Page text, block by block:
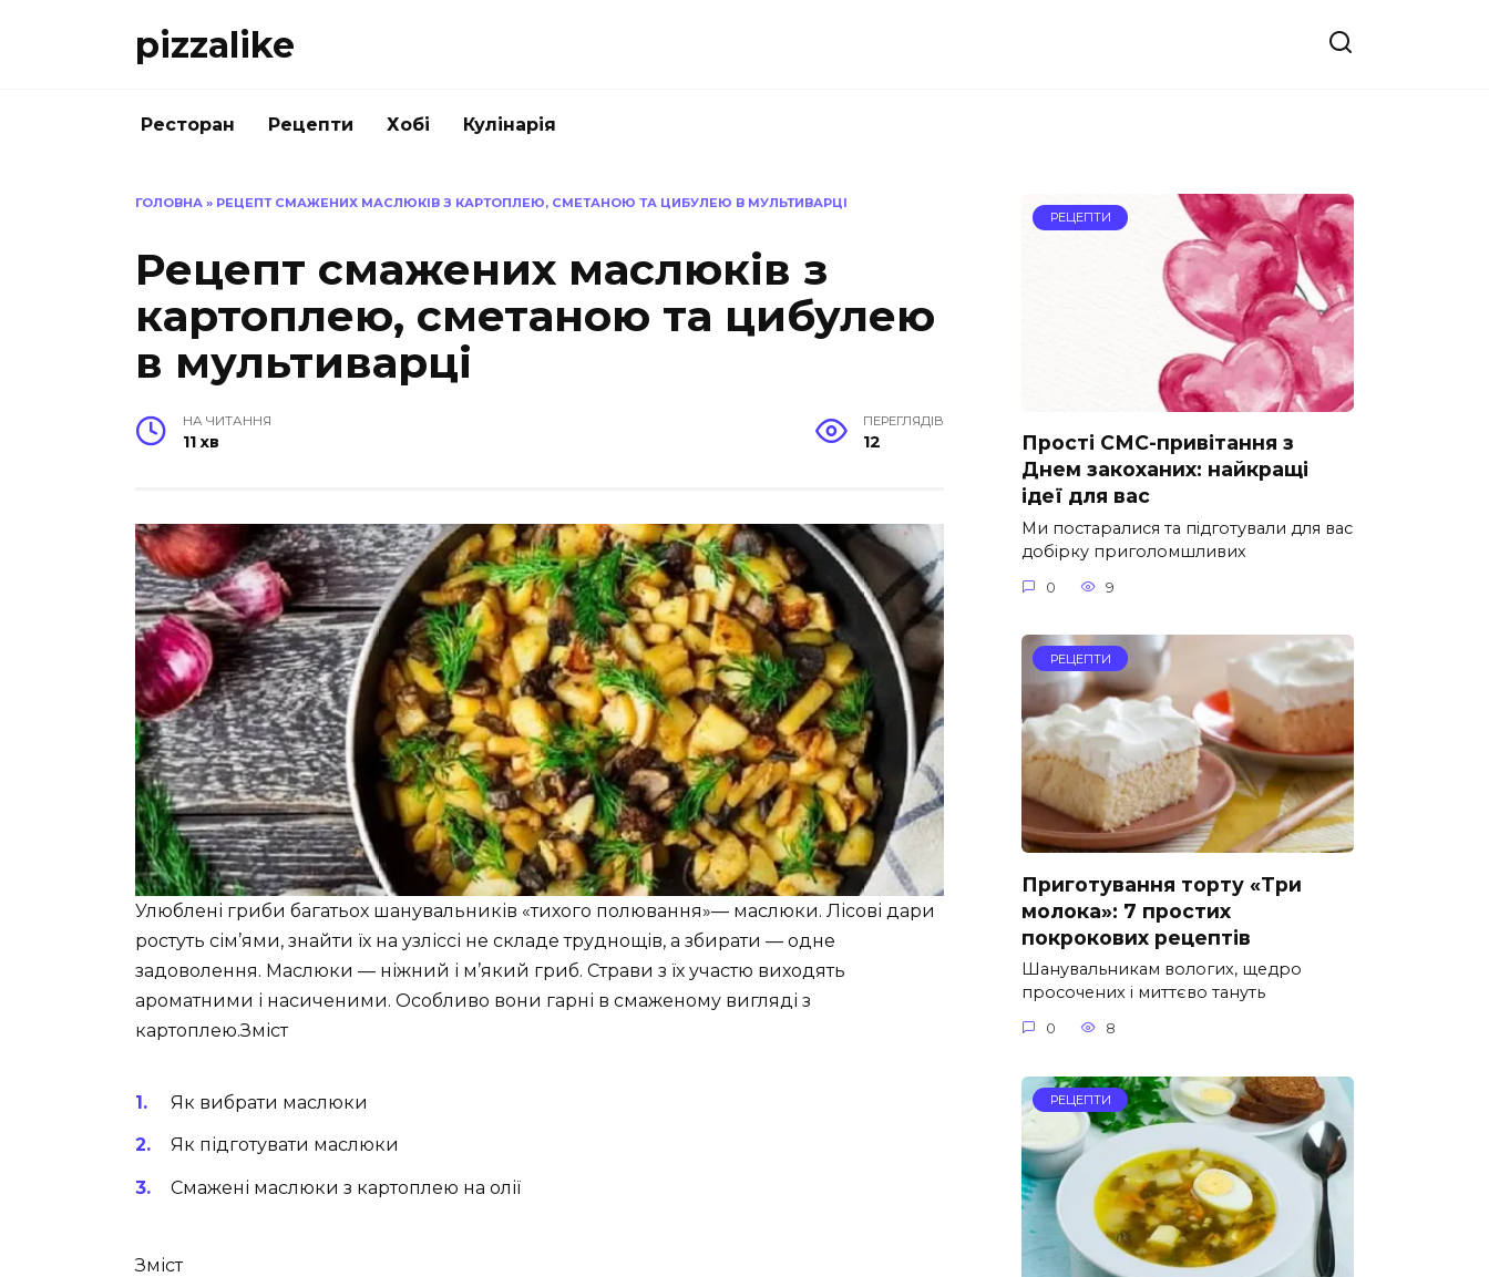
pizzalike
Ресторан Рецепти Хобі Кулінарія
ГОЛОВНА » РЕЦЕПТ СМАЖЕНИХ МАСЛЮКІВ З КАРТОПЛЕЮ, СМЕТАНОЮ ТА ЦИБУЛЕЮ В МУЛЬТИВАРЦІ
Рецепт смажених маслюків з
картоплею, сметаною та цибулею
в мультиварці
НА ЧИТАННЯ
11 хв
ПЕРЕГЛЯДІВ
12
Улюблені гриби багатьох шанувальників «тихого полювання»— маслюки. Лісові дари
ростуть сім’ями, знайти їх на узліссі не складе труднощів, а збирати — одне
задоволення. Маслюки — ніжний і м’який гриб. Страви з їх участю виходять
ароматними і насиченими. Особливо вони гарні в смаженому вигляді з
картоплею.Зміст
Як вибрати маслюки
Як підготувати маслюки
Смажені маслюки з картоплею на олії
Зміст
РЕЦЕПТИ
Прості СМС-привітання з
Днем закоханих: найкращі
ідеї для вас
Ми постаралися та підготували для вас
добірку приголомшливих
0 9
РЕЦЕПТИ
Приготування торту «Три
молока»: 7 простих
покрокових рецептів
Шанувальникам вологих, щедро
просочених і миттєво тануть
0 8
РЕЦЕПТИ